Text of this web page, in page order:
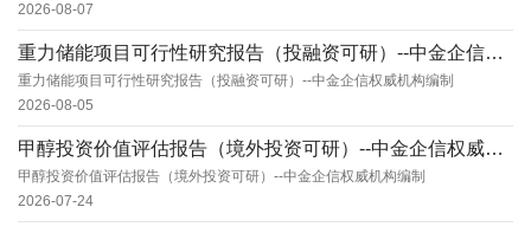
2026-08-07
重力储能项目可行性研究报告（投融资可研）--中金企信权威机构编制
重力储能项目可行性研究报告（投融资可研）--中金企信权威机构编制
2026-08-05
甲醇投资价值评估报告（境外投资可研）--中金企信权威机构编制
甲醇投资价值评估报告（境外投资可研）--中金企信权威机构编制
2026-07-24